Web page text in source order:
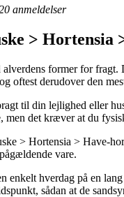
anmeldelser
> Hortensia
former for
oftest derudover den
til din lejlighed eller
det kræver at du
> Hortensia > Have-
vare.
enkelt hverdag på en
sådan at de